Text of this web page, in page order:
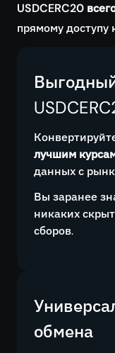
USDCERC20
прямому
лучшим
данных с
Вы заранее
никаких
сборов.
обмена